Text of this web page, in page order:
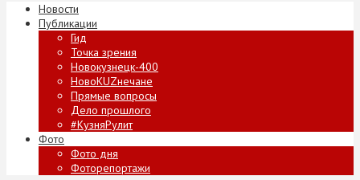
Новости
Публикации
Гид
Точка зрения
Новокузнецк-400
НовоKUZнечане
Прямые вопросы
Дело прошлого
#КузняРулит
Фото
Фото дня
Фоторепортажи